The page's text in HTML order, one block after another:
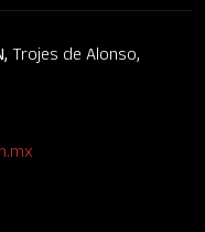
Trojes de Alonso,